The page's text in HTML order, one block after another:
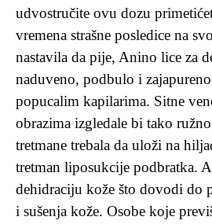
udvostručite ovu dozu
vremena strašne posledice na
nastavila da pije, Anino lice za
naduveno, podbulo i
popucalim kapilarima. Sitne
obrazima izgledale bi tako
tretmane trebala da uloži na
tretman liposukcije podbratka.
dehidraciju kože što dovodi do
i sušenja kože. Osobe koje